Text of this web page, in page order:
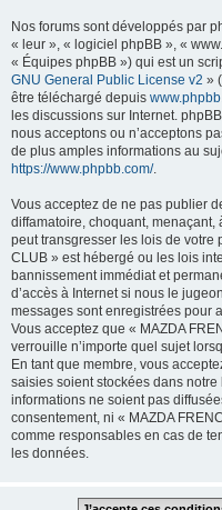
Nos forums sont développés par
« leur », « logiciel phpBB », «
« Équipes phpBB ») qui est un
GNU General Public License v2 »
être téléchargé depuis
les discussions sur Internet.
nous acceptons ou n’acceptons
de plus amples informations au
https://www.phpbb.com/.
Vous acceptez de ne pas publier
diffamatoire, choquant,
peut transgresser les lois de votre
CLUB » est hébergé ou les lois
bannissement immédiat et
d’accès à Internet si nous le
messages sont enregistrées pour
Vous acceptez que « MAZDA
verrouille n’importe quel sujet
En tant que membre, vous
saisies soient stockées dans
informations ne soient pas
consentement, ni « MAZDA
comme responsables en cas de
les données.